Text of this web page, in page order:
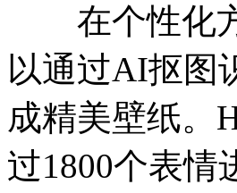
在个性化方
以通过AI抠图
成精美壁纸。
过1800个表情